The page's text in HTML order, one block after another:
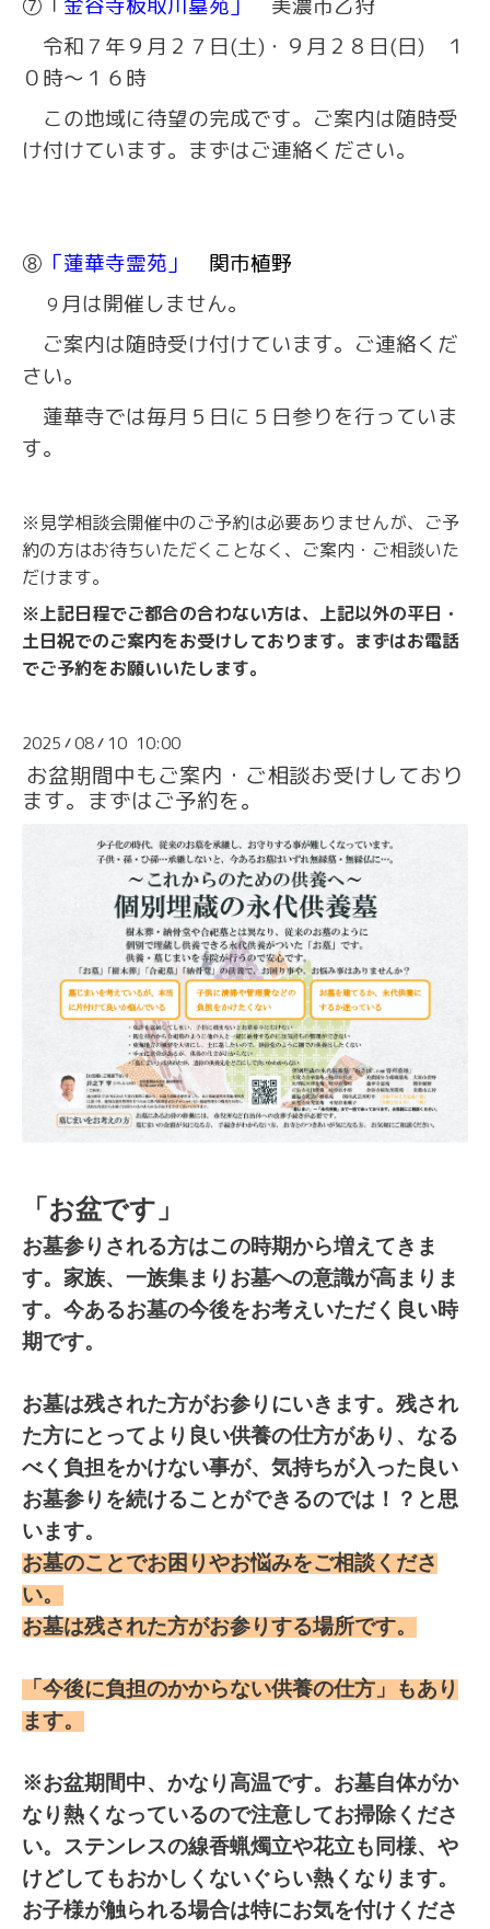
令和７年９月２７日(土)・９月２８日(日) １
０時～１６時
この地域に待望の完成です。ご案内は随時受
け付けています。まずはご連絡ください。
⑧ 「蓮華寺霊苑」 関市植野
９ 月は開催しません。
ご案内は随時受け付けています。ご連絡くだ
さい。
蓮華寺では毎月５日に５日参りを行っていま
す。
※見学相談会開催中のご予約は必要ありませんが、ご予
約の方はお待ちいただくことなく、ご案内・ご相談いた
だけます。
※上記日程でご都合の合わない方は、上記以外の平日・
土日祝でのご案内をお受けしております。まずはお電話
でご予約をお願いいたします。
2025 /08/ 10 10:00
お盆期間中もご案内・ご相談お受けしており
ます。まずはご予約を。
「お盆です」
お墓参りされる方はこの時期から増えてきま
す。 家族、一族集まりお墓への意識が高まりま
す。今あるお墓の今後をお考えいただく良い時
期です。
お墓は残された方がお参りにいきます。残され
た方にとってより良い供養の仕方があり、なる
べく負担をかけない事が、気持ちが入った良い
お墓参りを続けることができるのでは！？と思
います。
お墓のことでお困りやお悩みをご相談くださ
い。
お墓は残された方がお参りする場所です。
「今後に負担のかからない供養の仕方」もあり
ます。
※お盆期間中、かなり高温です。お墓自体がか
なり熱くなっているので注意してお掃除くださ
い。ステンレスの線香蝋燭立や花立も同様、や
けどしてもおかしくないぐらい熱くなります。
お子様が触られる場合は特にお気を付けくださ